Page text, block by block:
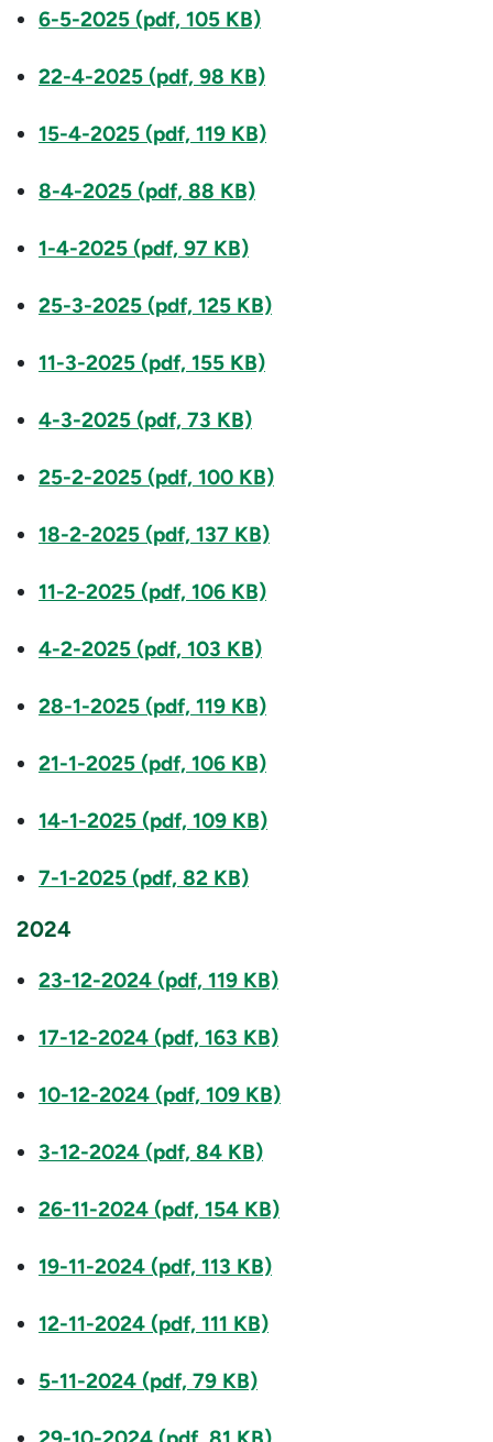
6-5-2025 (pdf, 105 KB)
22-4-2025 (pdf, 98 KB)
15-4-2025 (pdf, 119 KB)
8-4-2025 (pdf, 88 KB)
1-4-2025 (pdf, 97 KB)
25-3-2025 (pdf, 125 KB)
11-3-2025 (pdf, 155 KB)
4-3-2025 (pdf, 73 KB)
25-2-2025 (pdf, 100 KB)
18-2-2025 (pdf, 137 KB)
11-2-2025 (pdf, 106 KB)
4-2-2025 (pdf, 103 KB)
28-1-2025 (pdf, 119 KB)
21-1-2025 (pdf, 106 KB)
14-1-2025 (pdf, 109 KB)
7-1-2025 (pdf, 82 KB)
2024
23-12-2024 (pdf, 119 KB)
17-12-2024 (pdf, 163 KB)
10-12-2024 (pdf, 109 KB)
3-12-2024 (pdf, 84 KB)
26-11-2024 (pdf, 154 KB)
19-11-2024 (pdf, 113 KB)
12-11-2024 (pdf, 111 KB)
5-11-2024 (pdf, 79 KB)